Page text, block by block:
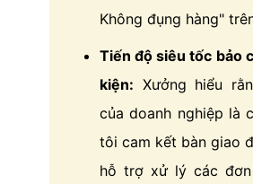
Không đụng hàng"
Tiến độ siêu tốc bảo
kiện: Xưởng hiểu
của doanh nghiệp là
tôi cam kết bàn giao
hỗ trợ xử lý các